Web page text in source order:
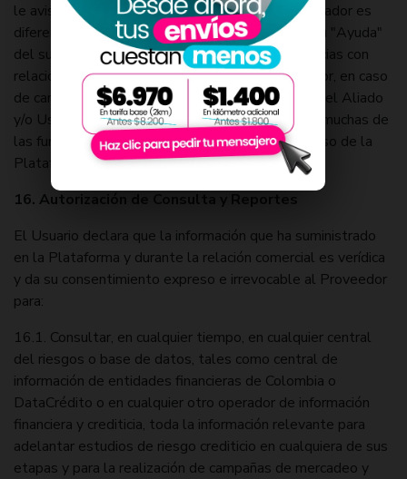
le avise cuando se cree una “cookie”. (Cada navegador es
diferente, de modo que deberá consultar el menú "Ayuda"
del suyo para saber cómo modificar sus preferencias con
relación a las “cookies”.). Sin perjuicio de lo anterior, en caso
de cancelar el uso de Cookies para el navegador, el Aliado
y/o Usuario acepta que no podrá beneficiarse de muchas de
las funciones de la Plataforma, y acepta que el uso de la
Plataforma puede verse impactado.
16. Autorización de Consulta y Reportes
El Usuario declara que la información que ha suministrado
en la Plataforma y durante la relación comercial es verídica
y da su consentimiento expreso e irrevocable al Proveedor
para:
16.1. Consultar, en cualquier tiempo, en cualquier central
del riesgos o base de datos, tales como central de
información de entidades financieras de Colombia o
DataCrédito o en cualquier otro operador de información
financiera y crediticia, toda la información relevante para
adelantar estudios de riesgo crediticio en cualquiera de sus
etapas y para la realización de campañas de mercadeo y